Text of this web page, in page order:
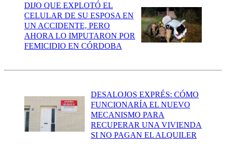
DIJO QUE EXPLOTÓ EL
CELULAR DE SU ESPOSA EN
UN ACCIDENTE, PERO
AHORA LO IMPUTARON POR
FEMICIDIO EN CÓRDOBA
DESALOJOS EXPRÉS: CÓMO
FUNCIONARÍA EL NUEVO
MECANISMO PARA
RECUPERAR UNA VIVIENDA
SI NO PAGAN EL ALQUILER